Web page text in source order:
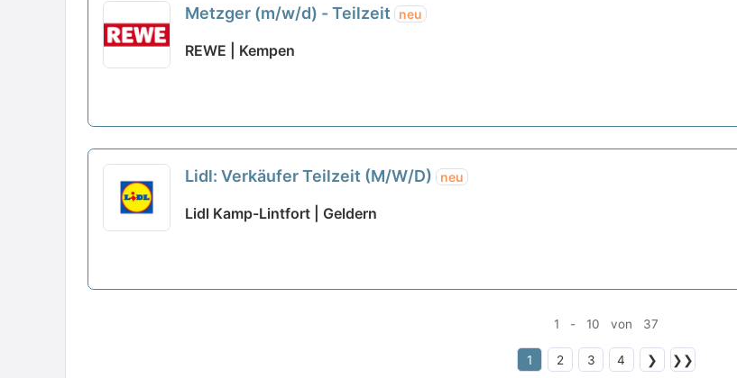
Metzger (m/w/d) - Teilzeit neu
REWE | Kempen
Lidl: Verkäufer Teilzeit (M/W/D) neu
Lidl Kamp-Lintfort | Geldern
1 - 10 von 37
1 2 3 4 ❯ ❯❯